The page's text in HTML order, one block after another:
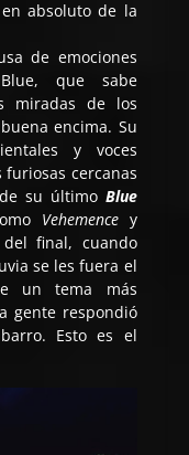
absoluto de la
de emociones
que sabe
miradas de los
encima. Su
y voces
cercanas
su último Blue
Vehemencey
final, cuando
se les fuera el
un tema más
gente respondió
Esto es el